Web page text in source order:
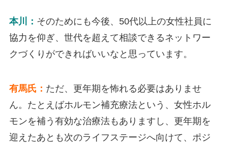
本川： そのためにも今後、50代以上の女性社員に
協力を仰ぎ、世代を超えて相談できるネットワー
クづくりができればいいなと思っています。
有馬氏： ただ、更年期を怖れる必要はありませ
ん。たとえばホルモン補充療法という、女性ホル
モンを補う有効な治療法もありますし、更年期を
迎えたあとも次のライフステージへ向けて、ポジ